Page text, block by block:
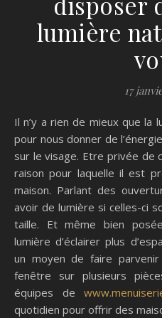
lumière
17
Il n’y a rien de mieux que la lumière naturelle dès le matin
pour nous donner de
sur le visage. Etre privée de
raison pour laquelle il est
maison. Parlant des
avoir de lumière si celles-ci
taille. Et même bien
lumière d’éclairer plus
un moyen de faire
fenêtre sur plusieurs
équipes de
quotidien pour offrir des